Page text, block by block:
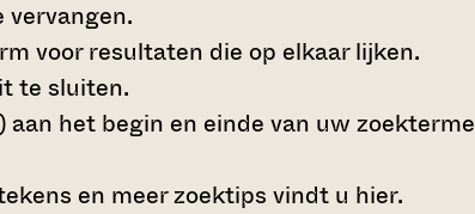
voor resultaten die op elkaar lijken.
te sluiten.
aan het begin en einde van uw
en meer zoektips vindt u hier.